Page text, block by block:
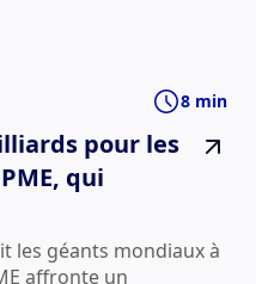
8 min
pour les
qui
les géants mondiaux à
affronte un